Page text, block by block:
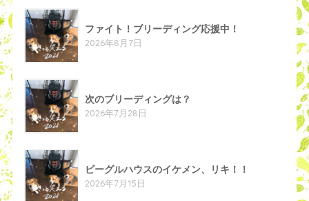
ファイト！ブリーディング応援中！
2026年8月7日
次のブリーディングは？
2026年7月28日
ビーグルハウスのイケメン、リキ！！
2026年7月15日